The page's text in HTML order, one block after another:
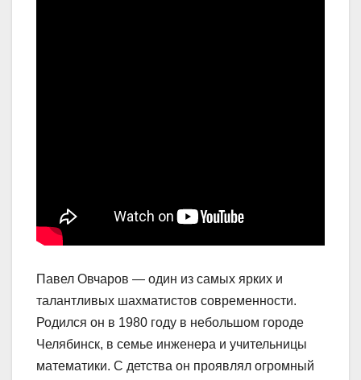
Павел Овчаров — один из самых ярких и
талантливых шахматистов современности.
Родился он в 1980 году в небольшом городе
Челябинск, в семье инженера и учительницы
математики. С детства он проявлял огромный